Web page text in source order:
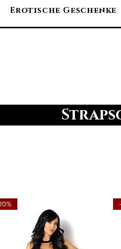
Erotische Geschenke